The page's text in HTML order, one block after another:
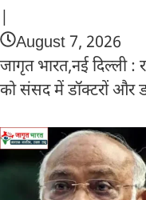
August 7, 2026
जागृत भारत,नई दिल्ली :
को संसद में डॉक्टरों और